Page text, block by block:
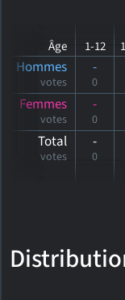
Âge 1-12
Hommes
votes
-
0
Femmes
votes
-
0
Total
votes
-
0